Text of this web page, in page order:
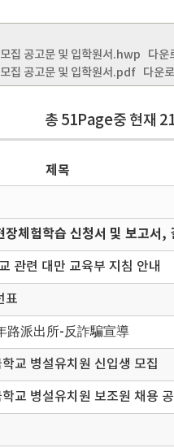
집 공고문 및 입학원서.hwp 다운
집 공고문 및 입학원서.pdf 다운
총 51Page중 현재
제목
체험학습 신청서 및 보고서,
관련 대만 교육부 지침 안내
표
路派出所-反詐騙宣導
교 병설유치원 신입생 모집
교 병설유치원 보조원 채용